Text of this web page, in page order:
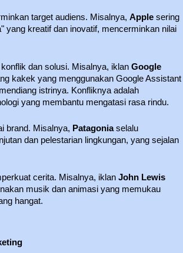
target audiens. Misalnya, Apple sering
yang kreatif dan inovatif, mencerminkan nilai
dan solusi. Misalnya, iklan Google
kakek yang menggunakan Google Assistant
istrinya. Konfliknya adalah
yang membantu mengatasi rasa rindu.
brand. Misalnya, Patagoniaselalu
dan pelestarian lingkungan, yang sejalan
cerita. Misalnya, iklan John Lewis
musik dan animasi yang memukau
hangat.